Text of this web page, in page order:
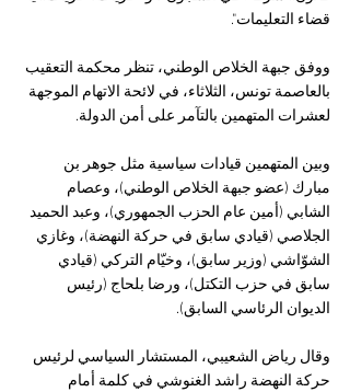
قضاء التعليمات".
ووفق جبهة الخلاص الوطني، تنظر محكمة التعقيب
بالعاصمة تونس، الثلاثاء، في لائحة الاتهام الموجهة
لعشرات المتهمين بالتآمر على أمن الدولة.
وبين المتهمين قيادات سياسية مثل جوهر بن
مبارك (عضو جبهة الخلاص الوطني)، وعصام
الشابي (أمين عام الحزب الجمهوري)، وعبد الحميد
الجلاصي (قيادي سابق في حركة النهضة)، وغازي
الشوّاشي (وزير سابق)، وخيّام التركي (قيادي
سابق في حزب التكتل)، ورضا بلحاج (رئيس
الديوان الرئاسي السابق).
وقال رياض الشعيبي، المستشار السياسي لرئيس
حركة النهضة راشد الغنوشي في كلمة أمام